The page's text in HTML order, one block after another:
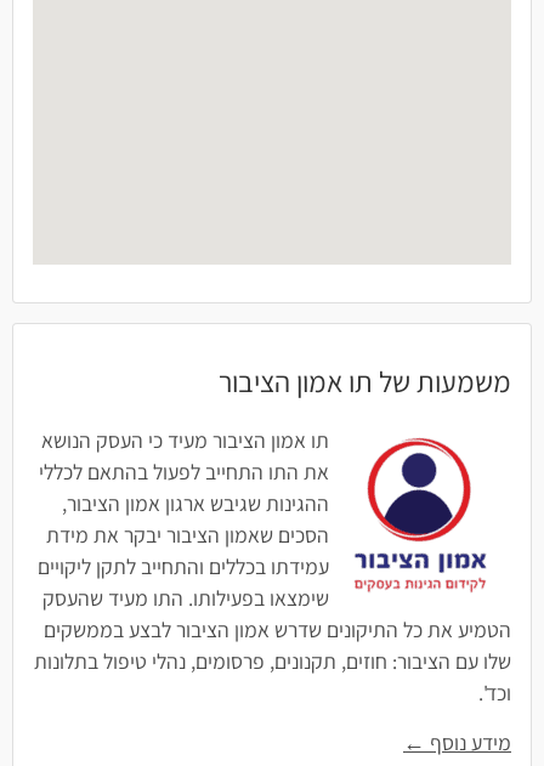
משמעות של תו אמון הציבור
תו אמון הציבור מעיד כי העסק הנושא
את התו התחייב לפעול בהתאם לכללי
ההגינות שגיבש ארגון אמון הציבור,
הסכים שאמון הציבור יבקר את מידת
עמידתו בכללים והתחייב לתקן ליקויים
שימצאו בפעילותו. התו מעיד שהעסק
הטמיע את כל התיקונים שדרש אמון הציבור לבצע בממשקים
שלו עם הציבור: חוזים, תקנונים, פרסומים, נהלי טיפול בתלונות
וכד'.
מידע נוסף ←